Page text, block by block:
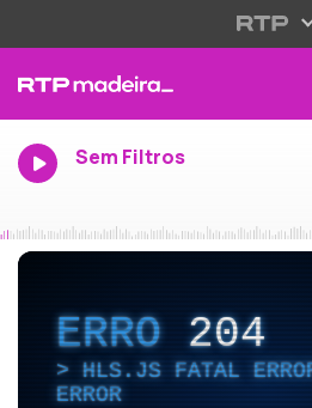
Sem Filtros
ERRO204
HLS.JS FATAL
ERROR